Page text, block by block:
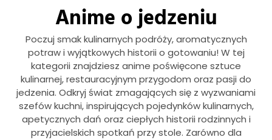
Anime o jedzeniu
Poczuj smak kulinarnych podróży, aromatycznych
potraw i wyjątkowych historii o gotowaniu! W tej
kategorii znajdziesz anime poświęcone sztuce
kulinarnej, restauracyjnym przygodom oraz pasji do
jedzenia. Odkryj świat zmagających się z wyzwaniami
szefów kuchni, inspirujących pojedynków kulinarnych,
apetycznych dań oraz ciepłych historii rodzinnych i
przyjacielskich spotkań przy stole. Zarówno dla